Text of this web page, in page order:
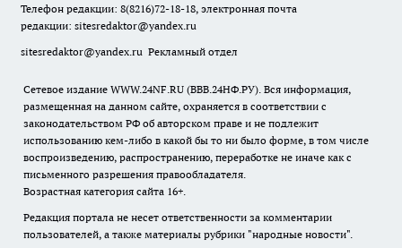
Телефон редакции: 8(8216)72-18-18, электронная почта
редакции: sitesredaktor@yandex.ru
sitesredaktor@yandex.ru Рекламный отдел
Сетевое издание WWW.24NF.RU (ВВВ.24НФ.РУ). Вся информация,
размещенная на данном сайте, охраняется в соответствии с
законодательством РФ об авторском праве и не подлежит
использованию кем-либо в какой бы то ни было форме, в том числе
воспроизведению, распространению, переработке не иначе как с
письменного разрешения правообладателя.
Возрастная категория сайта 16+.
Редакция портала не несет ответственности за комментарии
пользователей, а также материалы рубрики "народные новости".